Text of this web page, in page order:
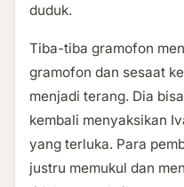
duduk.
Tiba-tiba gramofon
gramofon dan sesaat
menjadi terang. Dia
kembali menyaksikan
yang terluka. Para
justru memukul dan